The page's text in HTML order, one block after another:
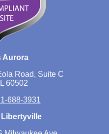
Aurora
Road, Suite C
60502
688-3931